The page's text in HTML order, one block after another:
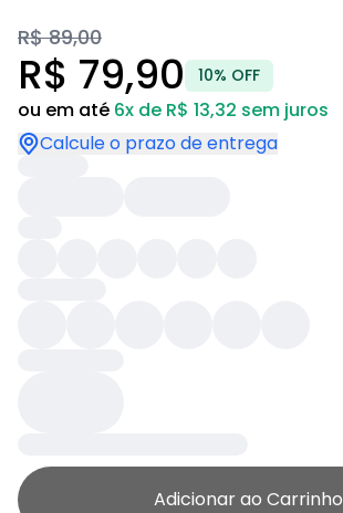
R$ 89,00
R$ 79,90 10% OFF
ou em até 6x de R$ 13,32 sem juros
Calcule o prazo de entrega
Adicionar ao Carrinho